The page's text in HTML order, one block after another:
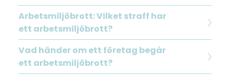
Arbetsmiljöbrott: Vilket straff har
ett arbetsmiljöbrott?
Vad händer om ett företag begår
ett arbetsmiljöbrott?